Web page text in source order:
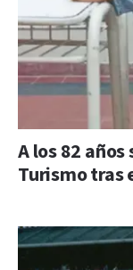
A los 82
Turismo tras